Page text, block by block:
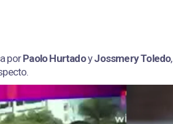
porPaolo HurtadoyJossmery Toledo,